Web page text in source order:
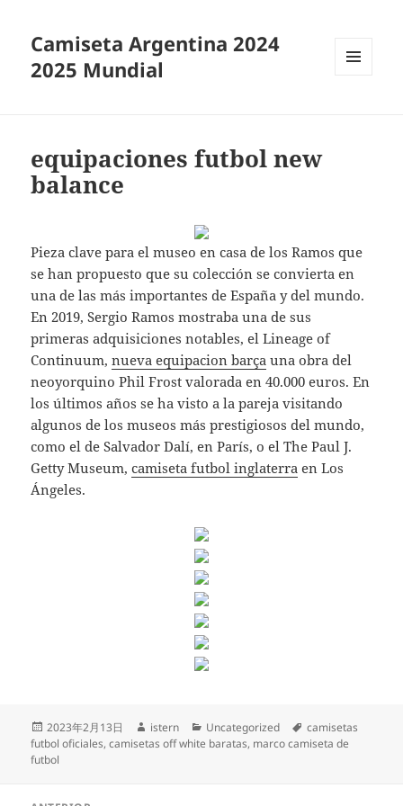
Camiseta Argentina 2024
2025 Mundial
equipaciones futbol new
balance
Pieza clave para el museo en casa de los Ramos que
se han propuesto que su colección se convierta en
una de las más importantes de España y del mundo.
En 2019, Sergio Ramos mostraba una de sus
primeras adquisiciones notables, el Lineage of
Continuum,nueva equipacion barça una obra del
neoyorquino Phil Frost valorada en 40.000 euros. En
los últimos años se ha visto a la pareja visitando
algunos de los museos más prestigiosos del mundo,
como el de Salvador Dalí, en París, o el The Paul J.
Getty Museum,camiseta futbol inglaterra en Los
Ángeles.
Publicado
el
2023年2月13日 Autor
istern Categorías
Uncategorized Etiquetas
camisetas
futbol oficiales,camisetas off white baratas, marco camiseta de
futbol